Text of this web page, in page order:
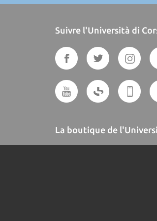
Suivre l'Università di
La boutique de